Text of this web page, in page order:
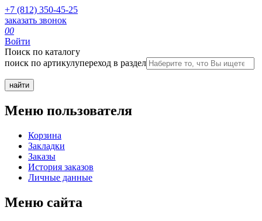
+7 (812) 350-45-25
заказать звонок
00
Войти
Поиск по каталогу
поиск по артикулупереход в раздел
Меню пользователя
Корзина
Закладки
Заказы
История заказов
Личные данные
Меню сайта